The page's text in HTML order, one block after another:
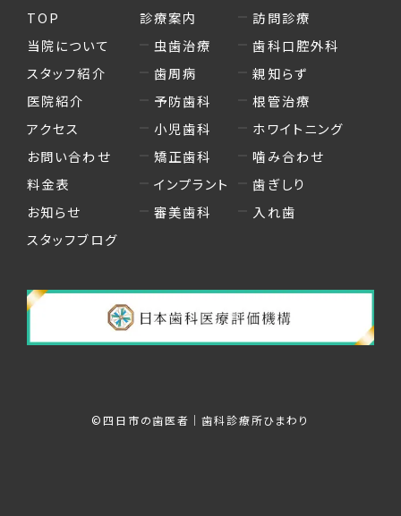
TOP
当院について
スタッフ紹介
医院紹介
アクセス
お問い合わせ
料金表
お知らせ
スタッフブログ
診療案内
虫歯治療
歯周病
予防歯科
小児歯科
矯正歯科
インプラント
審美歯科
訪問診療
歯科口腔外科
親知らず
根管治療
ホワイトニング
噛み合わせ
歯ぎしり
入れ歯
©︎四日市の歯医者｜歯科診療所ひまわり